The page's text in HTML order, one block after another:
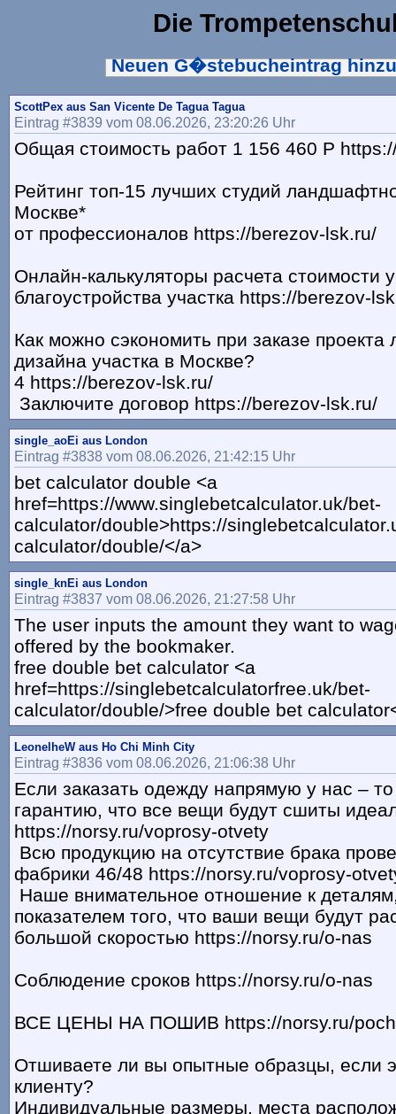
Die
Neuen G�stebucheintrag
ScottPex aus San Vicente De Tagua Tagua
Eintrag #3839 vom 08.06.2026, 23:20:26 Uhr
Общая стоимость работ 1 156 460 Р
Рейтинг топ-15 лучших студий
Москве*
от профессионалов https://berezov-lsk.ru/
Онлайн-калькуляторы расчета стоимости
благоустройства участка https://berezov-
Как можно сэкономить при заказе
дизайна участка в Москве?
4 https://berezov-lsk.ru/
Заключите договор https://berezov-lsk.ru/
single_aoEi aus London
Eintrag #3838 vom 08.06.2026, 21:42:15 Uhr
bet calculator double <a
href=https://www.singlebetcalculator.uk/bet-
calculator/double>https://
calculator/double/</a>
single_knEi aus London
Eintrag #3837 vom 08.06.2026, 21:27:58 Uhr
The user inputs the amount they want to
offered by the bookmaker.
free double bet calculator <a
href=https://singlebetcalculatorfree.uk/bet-
calculator/double/>free double bet
LeonelheW aus Ho Chi Minh City
Eintrag #3836 vom 08.06.2026, 21:06:38 Uhr
Если заказать одежду напрямую у нас –
гарантию, что все вещи будут сшиты
https://norsy.ru/voprosy-otvety
Всю продукцию на отсутствие брака
фабрики 46/48 https://norsy.ru/voprosy-
Наше внимательное отношение к
показателем того, что ваши вещи будут
большой скоростью https://norsy.ru/o-nas
Соблюдение сроков https://norsy.ru/o-nas
ВСЕ ЦЕНЫ НА ПОШИВ https://norsy.ru/
Отшиваете ли вы опытные образцы, если
клиенту?
Индивидуальные размеры, места